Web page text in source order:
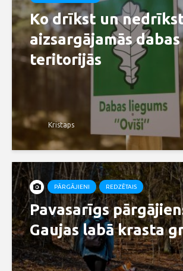
Ko drīkst un
aizsargājamās dabas
teritorijās
Kristaps
PĀRGĀJIENI REDZĒTAIS
Pavasarīgs
Gaujas labā krasta